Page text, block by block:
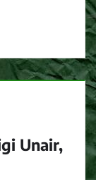
Unair,